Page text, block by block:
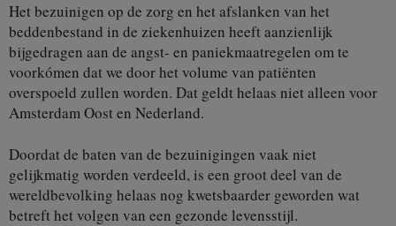
Het bezuinigen op de zorg en het afslanken van het
beddenbestand in de ziekenhuizen heeft aanzienlijk
bijgedragen aan de angst- en paniekmaatregelen om te
voorkómen dat we door het volume van patiënten
overspoeld zullen worden. Dat geldt helaas niet alleen voor
Amsterdam Oost en Nederland.
Doordat de baten van de bezuinigingen vaak niet
gelijkmatig worden verdeeld, is een groot deel van de
wereldbevolking helaas nog kwetsbaarder geworden wat
betreft het volgen van een gezonde levensstijl.